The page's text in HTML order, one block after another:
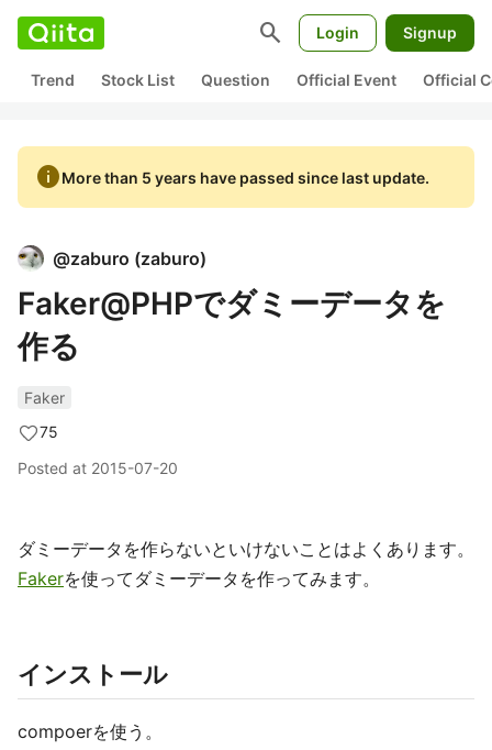
search Login Signup
Trend Stock List Question Official Event Official
infoMore than 5 years have passed since last update.
@zaburo (zaburo)
Faker@PHPでダミーデータを
作る
Faker
75
Posted at 2015-07-20
ダミーデータを作らないといけないことはよくあります。
Fakerを使ってダミーデータを作ってみます。
インストール
compoerを使う。